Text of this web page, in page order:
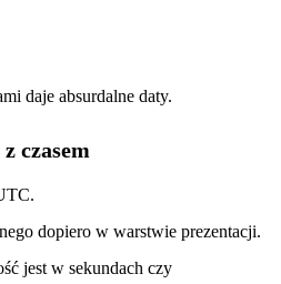
daje absurdalne daty.
czasem
dopiero w warstwie prezentacji.
jest w sekundach czy